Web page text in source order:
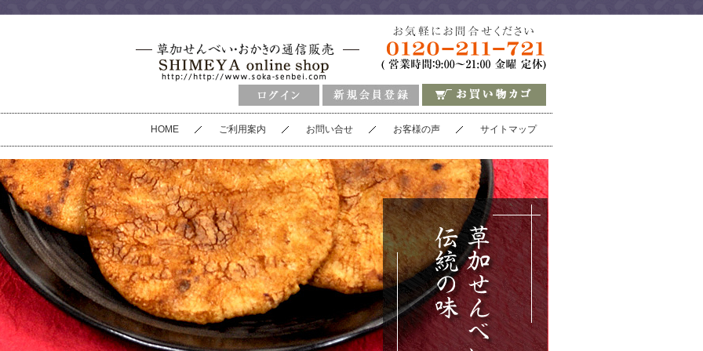
HOME ご利用案内 お問い合せ お客様の声 サイトマップ